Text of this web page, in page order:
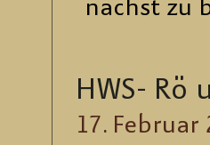
nächst zu
HWS- Rö
17. Fe­bru­ar